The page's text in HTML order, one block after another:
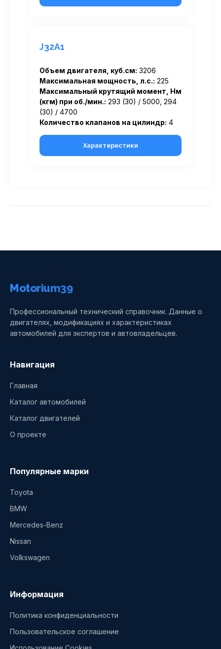
J32A1
Объем двигателя, куб.см: 3206
Максимальная мощность, л.с.: 225
Максимальный крутящий момент, Нм
(кгм) при об./мин.: 293 (30) / 5000, 294
(30) / 4700
Количество клапанов на цилиндр: 4
Характеристики
Motorium39
Профессиональный технический справочник. Данные о
двигателях, модификациях и характеристиках
автомобилей для экспертов и автовладельцев.
Навигация
Главная
Каталог автомобилей
Каталог двигателей
О проекте
Популярные марки
Toyota
BMW
Mercedes-Benz
Nissan
Volkswagen
Информация
Политика конфиденциальности
Пользовательское соглашение